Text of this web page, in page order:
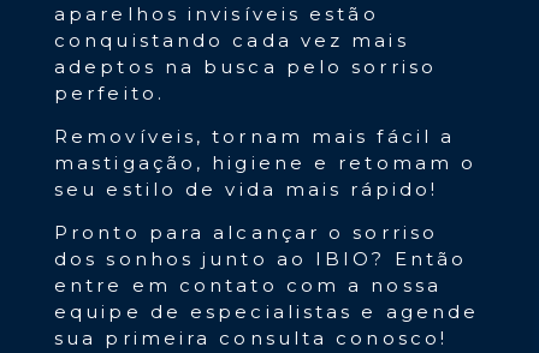
aparelhos invisíveis estão
conquistando cada vez mais
adeptos na busca pelo sorriso
perfeito.
Removíveis, tornam mais fácil a
mastigação, higiene e retomam o
seu estilo de vida mais rápido!
Pronto para alcançar o sorriso
dos sonhos junto ao IBIO? Então
entre em contato com a nossa
equipe de especialistas e agende
sua primeira consulta conosco!